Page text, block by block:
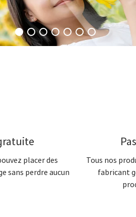
placer des
sans perdre aucun
Tous nos
fabricant